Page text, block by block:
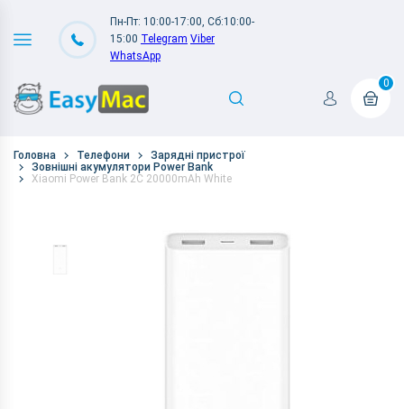
Пн-Пт: 10:00-17:00, Сб:10:00-
15:00 Telegram Viber
WhatsApp
0
Головна Телефони
Зарядні пристрої
Зовнішні акумулятори Power Bank
Xiaomi Power Bank 2C 20000mAh White